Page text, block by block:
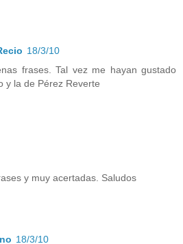
18/3/10
frases. Tal vez me hayan gustado
y la de Pérez Reverte
y muy acertadas. Saludos
18/3/10